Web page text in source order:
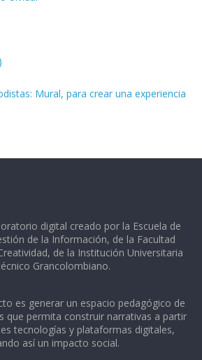
Mural, para crear una experiencia
digital creado por la Escuela de
de la Información, de la Facultad
de la Institución Universitaria
Grancolombiano.​
es generar un espacio pedagógico de
que permita construir narrativas a partir
tecnologías y plataformas digitales,
así un impacto social.